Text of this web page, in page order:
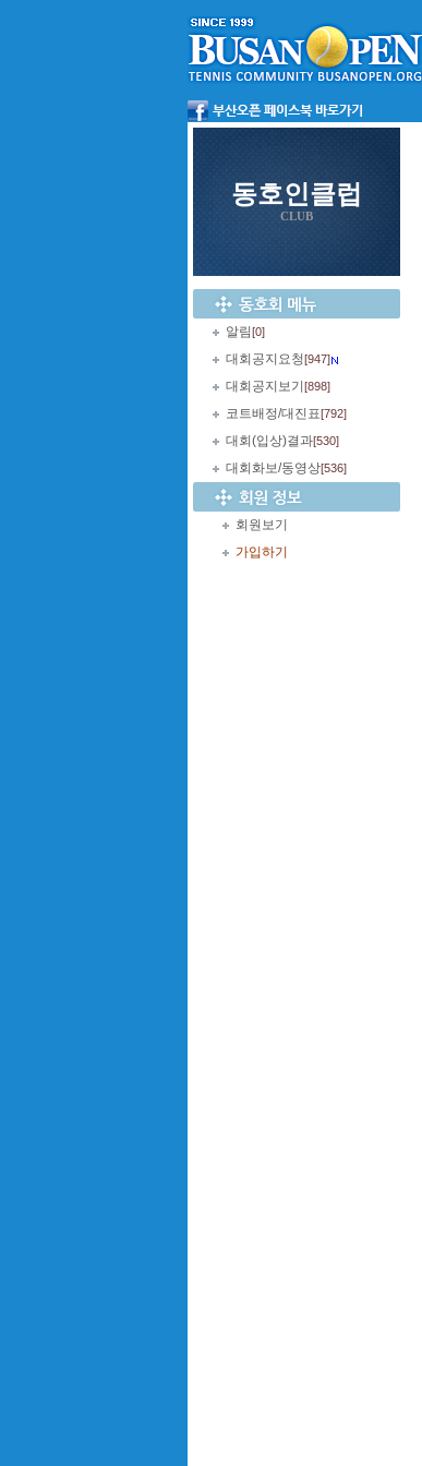
동호인클럽
CLUB
알림[0]
대회공지요청[947]
대회공지보기 [898]
코트배정/대진표[792]
대회(입상)결과[530]
대회화보/동영상[536]
회원보기
가입하기